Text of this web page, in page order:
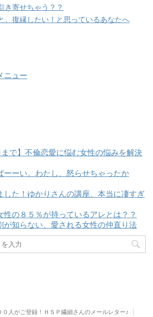
き寄せちゃう？？
、復縁したい！と思っているあなたへ
ニュー
まで】不倫恋愛に悩む女性の悩みを解決
ーーい。わたし、怒らせちゃったか
した！ゆかりさんの講座、本当に凄すぎ
性の８５％が持っているアレとは？？
が知らない、愛される女性の仲直り法
０人がご登録！ＨＳＰ繊細さんのメールレター♪